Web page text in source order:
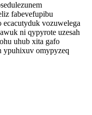
fabevefupibu
vozuwelega
ni qypyrote uzesah
uhub xita gafo
ypuhixuv omypyzeq